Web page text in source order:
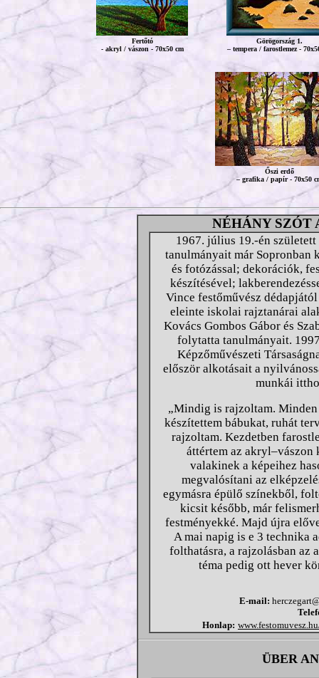
Fertőtó
- akryl / vászon - 70x50 cm
Görögország 1.
– tempera / farostlemez -
Őszi erdő
– grafika / papír - 70x50
NÉHÁNY SZÓT
1967. július 19.-én
tanulmányait már Sopronban
és fotózással; dekorációk,
készítésével;
Vince festőművész
eleinte iskolai rajztanárai
Kovács Gombos Gábor és
folytatta tanulmányait.
Képzőművészeti
először alkotásait a
munkái
„Mindig is rajzoltam.
készítettem bábukat, ruhát
rajzoltam. Kezdetben
áttértem az
valakinek a képeihez
megvalósítani az
egymásra épülő színekből,
kicsit később, már
festményekké. Majd újra
A mai napig is e 3 technika
folthatásra, a rajzolásban az
téma pedig ott hever
E-mail:
Honlap:
ÜBER